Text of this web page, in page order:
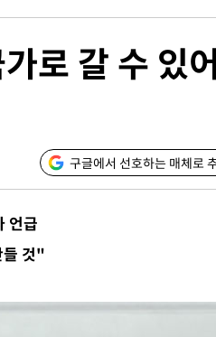
로 갈 수 있
구글에서 선호하는 매체로
언급
들 것"